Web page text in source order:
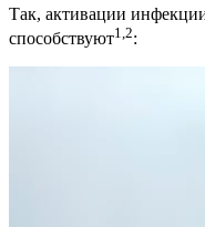
Так, активации
способствуют1,2: